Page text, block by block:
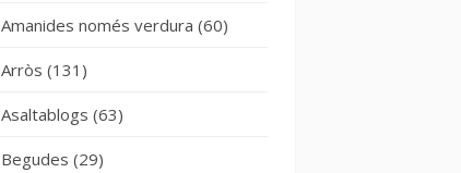
Amanides només verdura (60)
Arròs (131)
Asaltablogs (63)
Begudes (29)